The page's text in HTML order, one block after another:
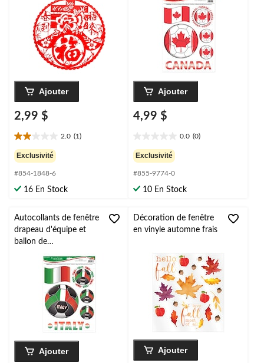
Ajouter
2,99 $
2.0 (1)
2.0
étoile(s)
sur
5.
1
Exclusivité
#854-1848-6
16 En Stock
paq. 6, décalcomanie
pour Coupe du
monde/fête sportive
Ajouter
4,99 $
0.0 (0)
étoile(s)
sur
5.
Exclusivité
#855-9774-0
10 En Stock
Autocollants de fenêtre
drapeau d'équipe et
ballon de
multicolore, paq. 6,
décalcomanie pour
Coupe du monde/fête
Ajouter
Décoration de fenêtre
en vinyle automne frais
Ajouter